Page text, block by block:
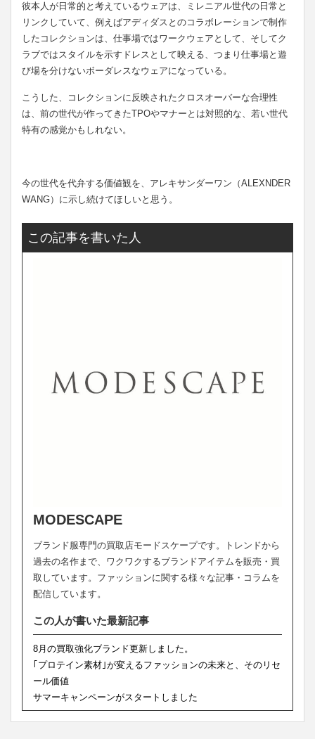
彼本人が日常的と考えているウェアは、ミレニアル世代の日常と
リンクしていて、例えばアディダスとのコラボレーションで制作
したコレクションは、仕事場ではワークウェアとして、そしてク
ラブではスタイルを示すドレスとして映える、つまり仕事場と遊
び場を分けないボーダレスなウェアになっている。
こうした、コレクションに反映されたクロスオーバーな合理性
は、前の世代が作ってきたTPOやマナーとは対照的な、若い世代
特有の感覚かもしれない。
今の世代を代弁する価値観を、アレキサンダーワン（ALEXNDER
WANG）に示し続けてほしいと思う。
この記事を書いた人
MODESCAPE
ブランド服専門の買取店モードスケープです。トレンドから
過去の名作まで、ワクワクするブランドアイテムを販売・買
取しています。ファッションに関する様々な記事・コラムを
配信しています。
この人が書いた最新記事
8月の買取強化ブランド更新しました。
｢プロテイン素材｣が変えるファッションの未来と、そのリセ
ール価値
サマーキャンペーンがスタートしました